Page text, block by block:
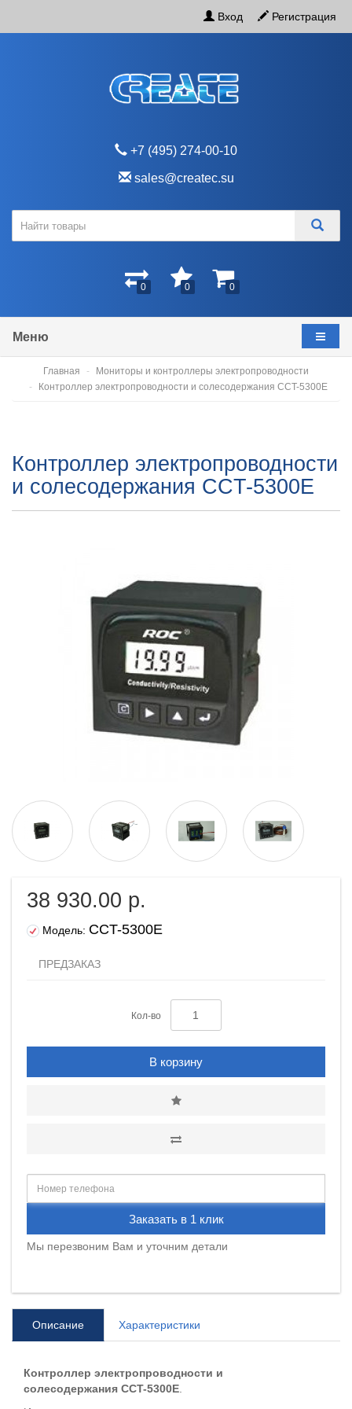
Вход Регистрация
+7 (495) 274-00-10
sales@createc.su
0 0 0
Меню
Главная
Мониторы и контроллеры электропроводности
Контроллер электропроводности и солесодержания CCT-5300Е
Контроллер электропроводности
и солесодержания CCT-5300Е
38 930.00 р.
Модель: CCT-5300E
ПРЕДЗАКАЗ
Кол-во
В корзину
Заказать в 1 клик
Мы перезвоним Вам и уточним детали
Описание Характеристики
Контроллер электропроводности и
солесодержания CCT-5300E